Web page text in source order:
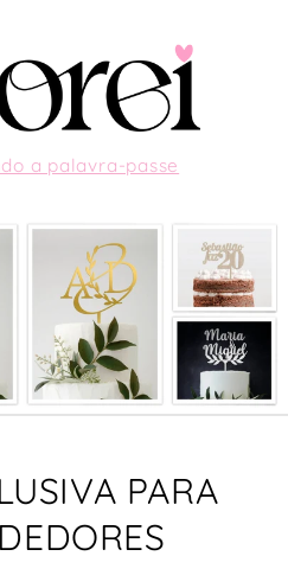
a palavra-passe
PARA